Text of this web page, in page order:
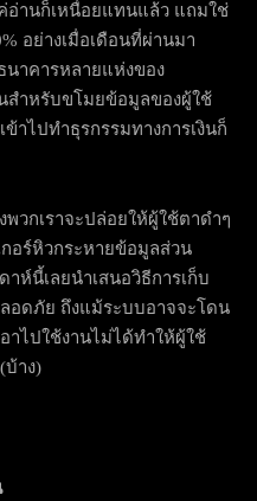
อ่านก็เหนื่อยแทนแล้ว แถมใช่
อย่างเมื่อเดือนที่ผ่านมา
นาคารหลายแห่งของ
สำหรับขโมยข้อมูลของผู้ใช้
าไปทำธุรกรรมทางการเงินก็
วกเราจะปล่อยให้ผู้ใช้ตาดำๆ
อร์หิวกระหายข้อมูลส่วน
ห์นี้เลยนำเสนอวิธีการเก็บ
อดภัย ถึงแม้ระบบอาจจะโดน
าไปใช้งานไม่ได้ทำให้ผู้ใช้
าง)